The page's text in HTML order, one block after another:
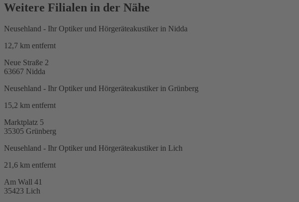
Weitere Filialen in der Nähe
Neusehland - Ihr Optiker und Hörgeräteakustiker in Nidda
12,7 km entfernt
Neue Straße 2
63667 Nidda
Neusehland - Ihr Optiker und Hörgeräteakustiker in Grünberg
15,2 km entfernt
Marktplatz 5
35305 Grünberg
Neusehland - Ihr Optiker und Hörgeräteakustiker in Lich
21,6 km entfernt
Am Wall 41
35423 Lich